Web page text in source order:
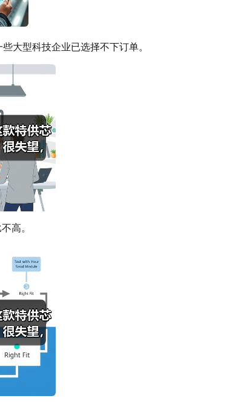
大型科技企业已选择不下订单。
高。